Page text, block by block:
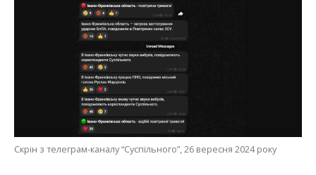
Скрін з телеграм-каналу “Суспільного”, 26 вересня 2024 року